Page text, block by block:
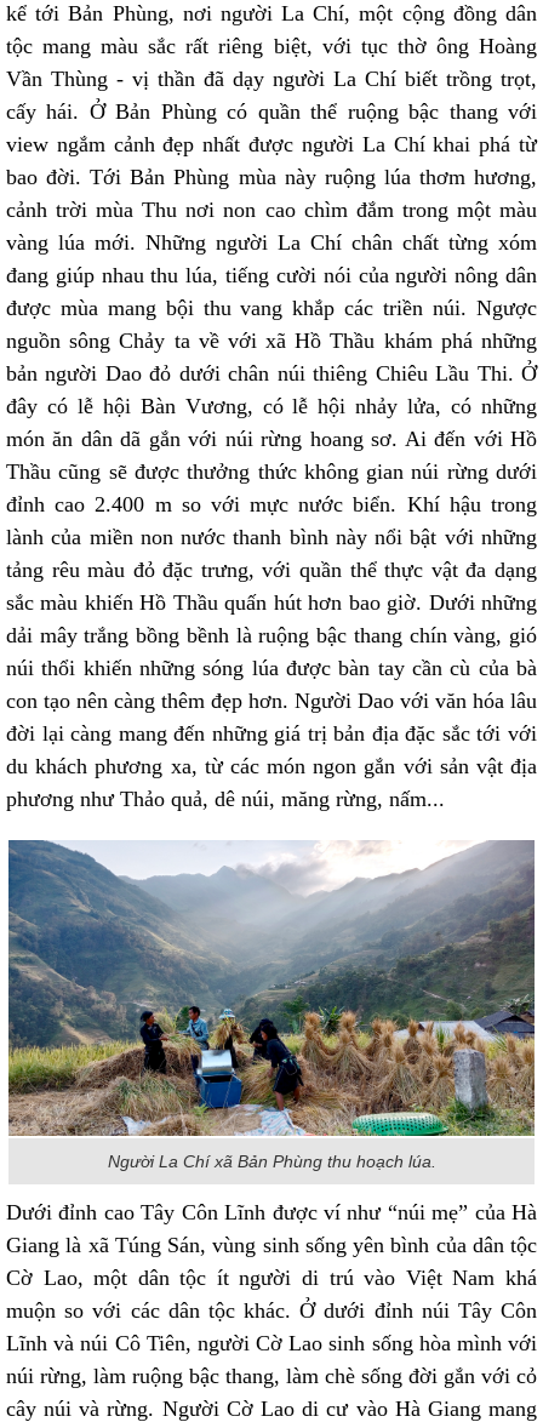
kể tới Bản Phùng, nơi người La Chí, một cộng đồng dân
tộc mang màu sắc rất riêng biệt, với tục thờ ông Hoàng
Vần Thùng - vị thần đã dạy người La Chí biết trồng trọt,
cấy hái. Ở Bản Phùng có quần thể ruộng bậc thang với
view ngắm cảnh đẹp nhất được người La Chí khai phá từ
bao đời. Tới Bản Phùng mùa này ruộng lúa thơm hương,
cảnh trời mùa Thu nơi non cao chìm đắm trong một màu
vàng lúa mới. Những người La Chí chân chất từng xóm
đang giúp nhau thu lúa, tiếng cười nói của người nông dân
được mùa mang bội thu vang khắp các triền núi. Ngược
nguồn sông Chảy ta về với xã Hồ Thầu khám phá những
bản người Dao đỏ dưới chân núi thiêng Chiêu Lầu Thi. Ở
đây có lễ hội Bàn Vương, có lễ hội nhảy lửa, có những
món ăn dân dã gắn với núi rừng hoang sơ. Ai đến với Hồ
Thầu cũng sẽ được thưởng thức không gian núi rừng dưới
đỉnh cao 2.400 m so với mực nước biển. Khí hậu trong
lành của miền non nước thanh bình này nổi bật với những
tảng rêu màu đỏ đặc trưng, với quần thể thực vật đa dạng
sắc màu khiến Hồ Thầu quấn hút hơn bao giờ. Dưới những
dải mây trắng bồng bềnh là ruộng bậc thang chín vàng, gió
núi thổi khiến những sóng lúa được bàn tay cần cù của bà
con tạo nên càng thêm đẹp hơn. Người Dao với văn hóa lâu
đời lại càng mang đến những giá trị bản địa đặc sắc tới với
du khách phương xa, từ các món ngon gắn với sản vật địa
phương như Thảo quả, dê núi, măng rừng, nấm...
Người La Chí xã Bản Phùng thu hoạch lúa.
Dưới đỉnh cao Tây Côn Lĩnh được ví như “núi mẹ” của Hà
Giang là xã Túng Sán, vùng sinh sống yên bình của dân tộc
Cờ Lao, một dân tộc ít người di trú vào Việt Nam khá
muộn so với các dân tộc khác. Ở dưới đỉnh núi Tây Côn
Lĩnh và núi Cô Tiên, người Cờ Lao sinh sống hòa mình với
núi rừng, làm ruộng bậc thang, làm chè sống đời gắn với cỏ
cây núi và rừng. Người Cờ Lao di cư vào Hà Giang mang